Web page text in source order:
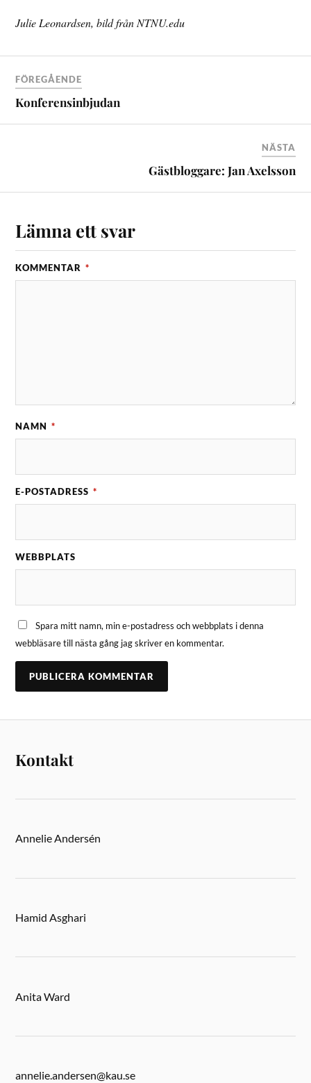
Julie Leonardsen, bild från NTNU.edu
FÖREGÅENDE
Konferensinbjudan
NÄSTA
Gästbloggare: Jan Axelsson
Lämna ett svar
KOMMENTAR *
NAMN *
E-POSTADRESS *
WEBBPLATS
Spara mitt namn, min e-postadress och webbplats i denna
webbläsare till nästa gång jag skriver en kommentar.
Kontakt
Annelie Andersén
Hamid Asghari
Anita Ward
annelie.andersen@kau.se